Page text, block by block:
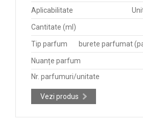
Aplicabilitate
Cantitate (ml)
Tip parfum burete parfumat
Nuanțe parfum
Nr. parfumuri/unitate
Vezi produs